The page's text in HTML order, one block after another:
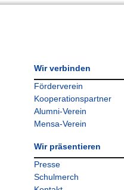
Wir verbinden
Förderverein
Kooperationspartner
Alumni-Verein
Mensa-Verein
Wir präsentieren
Presse
Schulmerch